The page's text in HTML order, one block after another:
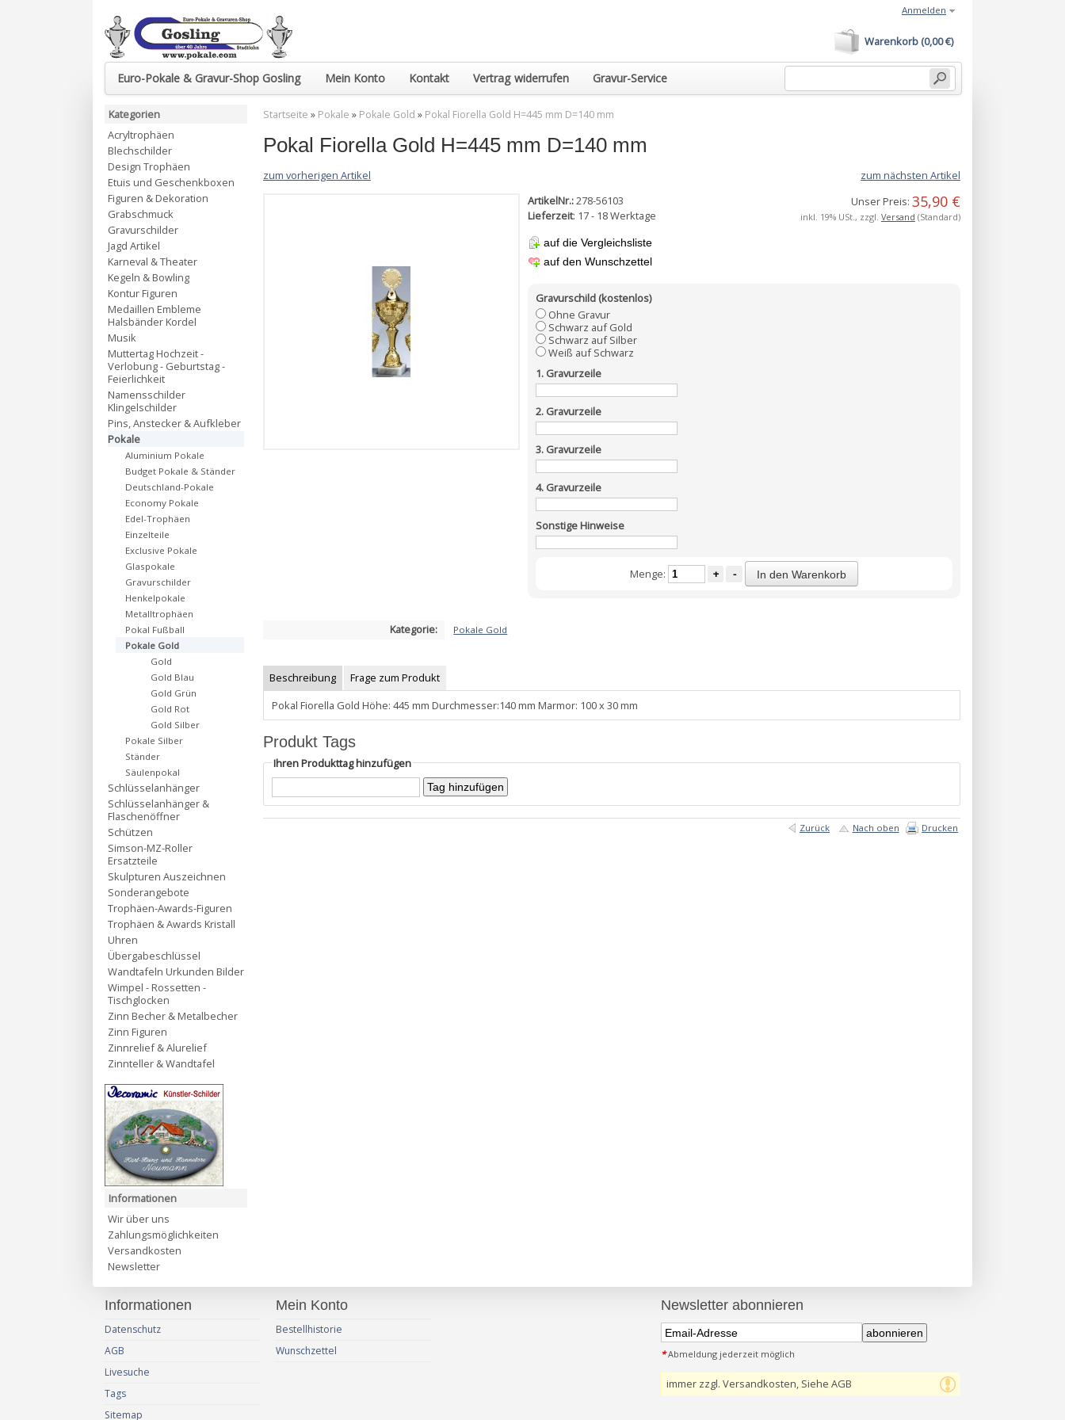
Euro-Pokale & Gravur-Shop Gosling Mein Konto Kontakt Vertrag widerrufen Gravur-Service
Warenkorb (0,00 €)
Anmelden
Startseite » Pokale » Pokale Gold » Pokal Fiorella Gold H=445 mm D=140 mm
Pokal Fiorella Gold H=445 mm D=140 mm
zum vorherigen Artikel
zum nächsten Artikel
ArtikelNr.:278-56103
Lieferzeit: 17 - 18 Werktage
auf die Vergleichsliste
auf den Wunschzettel
Unser Preis: 35,90 €
inkl. 19% USt., zzgl. Versand (Standard)
Gravurschild (kostenlos)
Ohne Gravur
Schwarz auf Gold
Schwarz auf Silber
Weiß auf Schwarz
1. Gravurzeile
2. Gravurzeile
3. Gravurzeile
4. Gravurzeile
Sonstige Hinweise
Menge: + - In den Warenkorb
Kategorie: Pokale Gold
Beschreibung
Frage zum Produkt
Pokal Fiorella Gold Höhe: 445 mm Durchmesser:140 mm Marmor: 100 x 30 mm
Produkt Tags
Ihren Produkttag hinzufügen
Zurück Nach oben Drucken
Kategorien
Acryltrophäen
Blechschilder
Design Trophäen
Etuis und Geschenkboxen
Figuren & Dekoration
Grabschmuck
Gravurschilder
Jagd Artikel
Karneval & Theater
Kegeln & Bowling
Kontur Figuren
Medaillen Embleme
Halsbänder Kordel
Musik
Muttertag Hochzeit -
Verlobung - Geburtstag -
Feierlichkeit
Namensschilder
Klingelschilder
Pins, Anstecker & Aufkleber
Pokale
Aluminium Pokale
Budget Pokale & Ständer
Deutschland-Pokale
Economy Pokale
Edel-Trophäen
Einzelteile
Exclusive Pokale
Glaspokale
Gravurschilder
Henkelpokale
Metalltrophäen
Pokal Fußball
Pokale Gold
Gold
Gold Blau
Gold Grün
Gold Rot
Gold Silber
Pokale Silber
Ständer
Säulenpokal
Schlüsselanhänger
Schlüsselanhänger &
Flaschenöffner
Schützen
Simson-MZ-Roller
Ersatzteile
Skulpturen Auszeichnen
Sonderangebote
Trophäen-Awards-Figuren
Trophäen & Awards Kristall
Uhren
Übergabeschlüssel
Wandtafeln Urkunden Bilder
Wimpel - Rossetten -
Tischglocken
Zinn Becher & Metalbecher
Zinn Figuren
Zinnrelief & Alurelief
Zinnteller & Wandtafel
Informationen
Wir über uns
Zahlungsmöglichkeiten
Versandkosten
Newsletter
Informationen
Datenschutz
AGB
Livesuche
Tags
Sitemap
Mein Konto
Bestellhistorie
Wunschzettel
Newsletter abonnieren
abonnieren
*Abmeldung jederzeit möglich
immer zzgl. Versandkosten, Siehe AGB